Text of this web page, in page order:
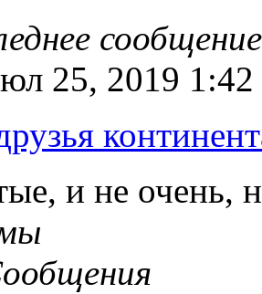
сообщение
25, 2019 1:42
и не очень,